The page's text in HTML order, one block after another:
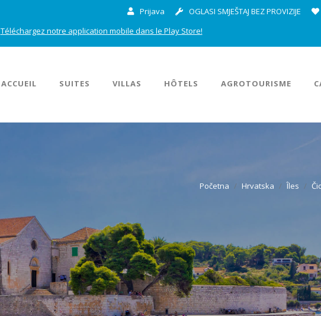
Prijava OGLASI SMJEŠTAJ BEZ PROVIZIJE
Téléchargez notre application mobile dans le Play Store!
ACCUEIL SUITES VILLAS HÔTELS AGROTOURISME
Početna Hrvatska Îles